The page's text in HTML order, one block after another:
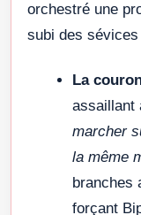
orchestré une
subi des sévices
La
assaillant
marcher
la même
branches
forçant